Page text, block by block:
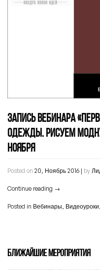
ЗАПИСЬ ВЕБИНАРА
ОДЕЖДЫ. РИСУЕМ
НОЯБРЯ
Posted on 20, Ноябрь 2016 | by
Continue reading →
Posted in Вебинары, Видеоуроки,
БЛИЖАЙШИЕ МЕРОПРИЯТИЯ